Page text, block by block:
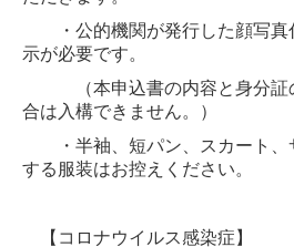
・公的機関が発行した顔写真
示が必要です。
（本申込書の内容と身分証
合は入構できません。）
・半袖、短パン、スカート、
する服装はお控えください。
【コロナウイルス感染症】